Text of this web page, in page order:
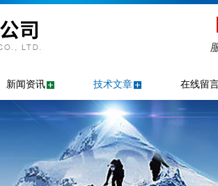
新闻资讯 技术文章 在线留